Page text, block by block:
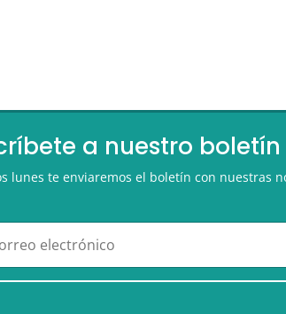
a nuestro
lunes te enviaremos el boletín con nuestras